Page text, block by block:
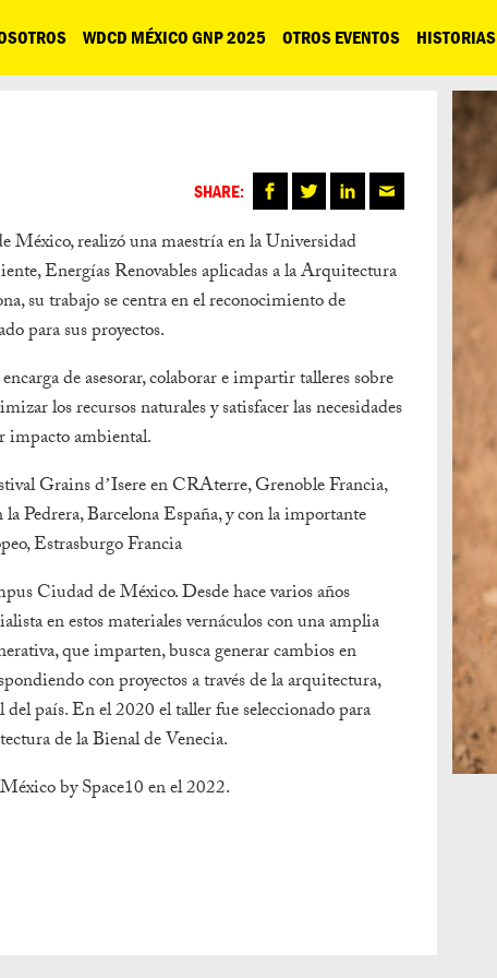
WDCD MÉXICO GNP 2025 OTROS EVENTOS HISTORIAS
SHARE:
México, realizó una maestría en la Universidad
Energías Renovables aplicadas a la Arquitectura
su trabajo se centra en el reconocimiento de
para sus proyectos.
de asesorar, colaborar e impartir talleres sobre
los recursos naturales y satisfacer las necesidades
impacto ambiental.
Grains dʼIsere en CRAterre, Grenoble Francia,
Pedrera, Barcelona España, y con la importante
Estrasburgo Francia
Ciudad de México. Desde hace varios años
en estos materiales vernáculos con una amplia
que imparten, busca generar cambios en
con proyectos a través de la arquitectura,
país. En el 2020 el taller fue seleccionado para
de la Bienal de Venecia.
by Space10 en el 2022.